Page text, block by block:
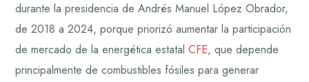
durante la presidencia de Andrés Manuel López Obrador,
de 2018 a 2024, porque priorizó aumentar la participación
de mercado de la energética estatalCFE, que depende
principalmente de combustibles fósiles para generar